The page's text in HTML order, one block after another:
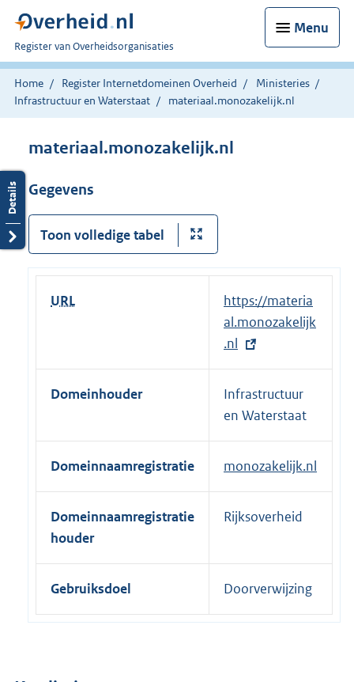
Menu
U
bent
nu
hier:
Register van Overheidsorganisaties
Home Register Internetdomeinen Overheid
Ministeries
Infrastructuur en Waterstaat
materiaal.monozakelijk.nl
materiaal.monozakelijk.nl
Gegevens
Toon volledige tabel
URL
E
x
t
e
r
i
n
k
https://materia
al.monozakelijk
.nl
Domeinhouder
Infrastructuur
en Waterstaat
Domeinnaamregistratie monozakelijk.nl
Domeinnaamregistratie
houder
Rijksoverheid
Gebruiksdoel Doorverwijzing